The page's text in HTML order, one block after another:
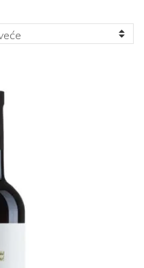
OD
NISKE